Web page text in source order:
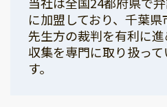
に加盟しており、千葉
先生方の裁判を有利に
収集を専門に取り扱っ
す。